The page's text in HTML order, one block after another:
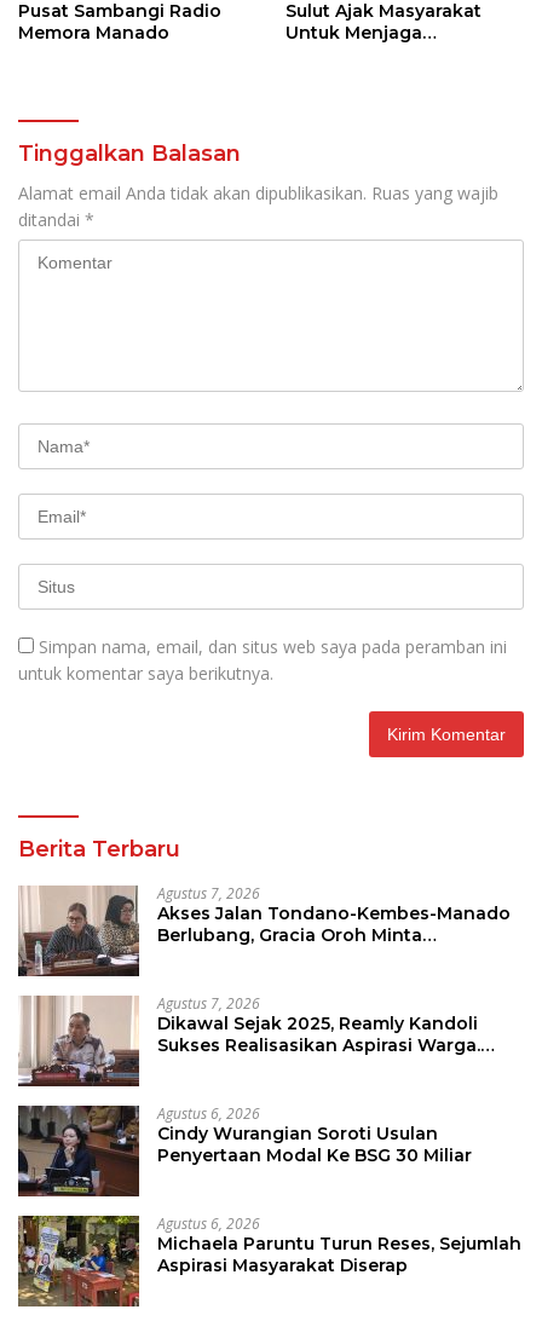
Pusat Sambangi Radio
Memora Manado
Sulut Ajak Masyarakat
Untuk Menjaga
Tinggalkan Balasan
Alamat email Anda tidak akan dipublikasikan. Ruas yang wajib
ditandai *
Simpan nama, email, dan situs web saya pada peramban ini
untuk komentar saya berikutnya.
Berita Terbaru
Agustus 7, 2026
Akses Jalan Tondano-Kembes-Manado
Berlubang, Gracia Oroh Minta
Agustus 7, 2026
Dikawal Sejak 2025, Reamly Kandoli
Sukses Realisasikan Aspirasi Warga.
Agustus 6, 2026
Cindy Wurangian Soroti Usulan
Penyertaan Modal Ke BSG 30 Miliar
Agustus 6, 2026
Michaela Paruntu Turun Reses, Sejumlah
Aspirasi Masyarakat Diserap